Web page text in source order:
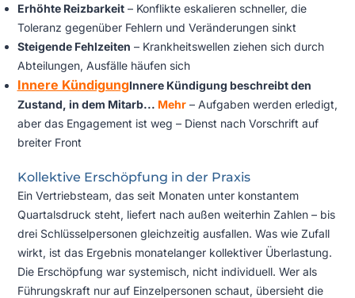
Erhöhte Reizbarkeit– Konflikte eskalieren schneller, die
Toleranz gegenüber Fehlern und Veränderungen sinkt
Steigende Fehlzeiten – Krankheitswellen ziehen sich durch
Abteilungen, Ausfälle häufen sich
Innere KündigungInnere Kündigung beschreibt den
Zustand, in dem Mitarb... Mehr– Aufgaben werden erledigt,
aber das Engagement ist weg – Dienst nach Vorschrift auf
breiter Front
Kollektive Erschöpfung in der Praxis
Ein Vertriebsteam, das seit Monaten unter konstantem
Quartalsdruck steht, liefert nach außen weiterhin Zahlen – bis
drei Schlüsselpersonen gleichzeitig ausfallen. Was wie Zufall
wirkt, ist das Ergebnis monatelanger kollektiver Überlastung.
Die Erschöpfung war systemisch, nicht individuell. Wer als
Führungskraft nur auf Einzelpersonen schaut, übersieht die